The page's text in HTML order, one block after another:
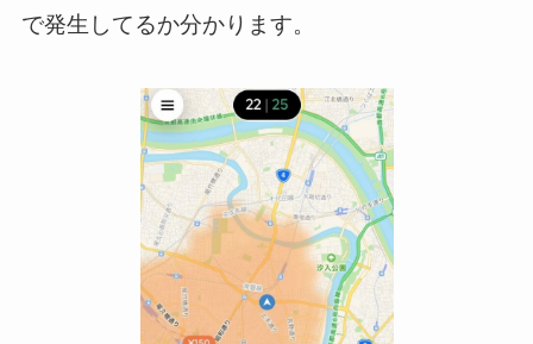
で発生してるか分かります。